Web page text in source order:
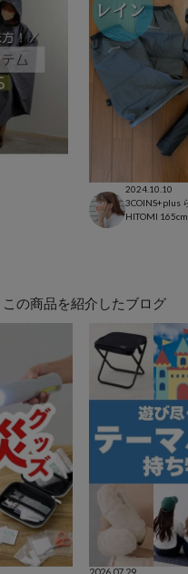
2024.10.10
HITOMI 165cm
この商品を紹介したブログ